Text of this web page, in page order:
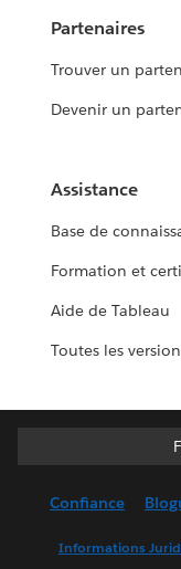
Partenaires
Trouver un
Devenir un
Assistance
Base de
Formation et
Aide de Tableau
Toutes les
Confiance
Informations